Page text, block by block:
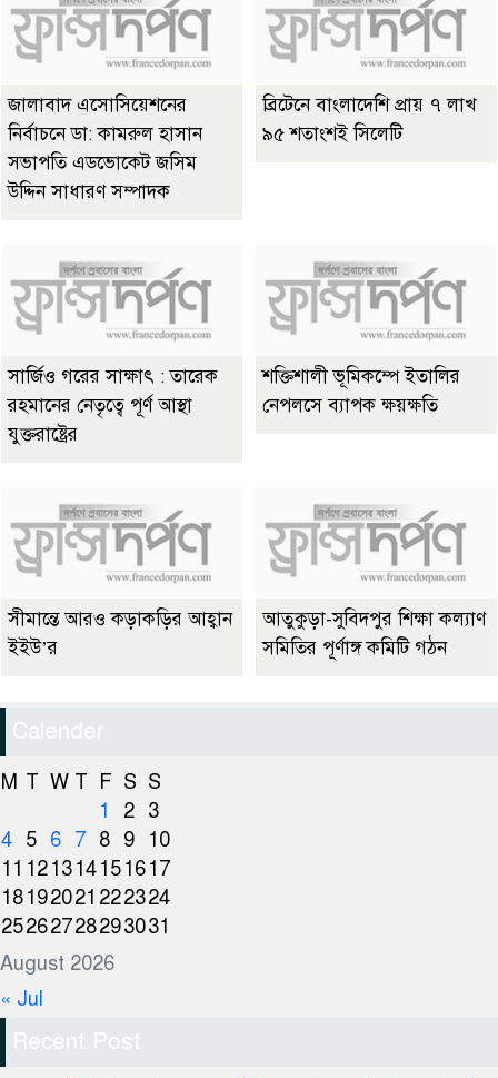
জালাবাদ এসোসিয়েশনের
নির্বাচনে ডা: কামরুল হাসান
সভাপতি এডভোকেট জসিম
উদ্দিন সাধারণ সম্পাদক
ব্রিটেনে বাংলাদেশি প্রায় ৭ লাখ
৯৫ শতাংশই সিলেটি
সার্জিও গরের সাক্ষাৎ : তারেক
রহমানের নেতৃত্বে পূর্ণ আস্থা
যুক্তরাষ্ট্রের
শক্তিশালী ভূমিকম্পে ইতালির
নেপলসে ব্যাপক ক্ষয়ক্ষতি
সীমান্তে আরও কড়াকড়ির আহ্বান
ইইউ’র
আতুকুড়া-সুবিদপুর শিক্ষা কল্যাণ
সমিতির পূর্ণাঙ্গ কমিটি গঠন
Calender
August 2026
M T W T F S S
1
2 3
4 5 6 7 8 9
10
11 121314151617
18192021 222324
25262728293031
« Jul
Recent Post